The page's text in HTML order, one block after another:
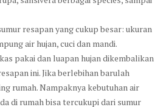
resapan yang cukup besar: ukuran
air hujan, cuci dan mandi.
pakai dan luapan hujan dikembalikan
ini. Jika berlebihan barulah
rumah. Nampaknya kebutuhan air
di rumah bisa tercukupi dari sumur